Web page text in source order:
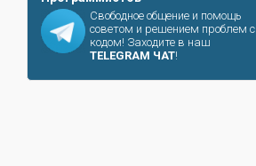
Свободное общение и помощь
советом и решением проблем с
кодом! Заходите в наш
TELEGRAM ЧАТ!